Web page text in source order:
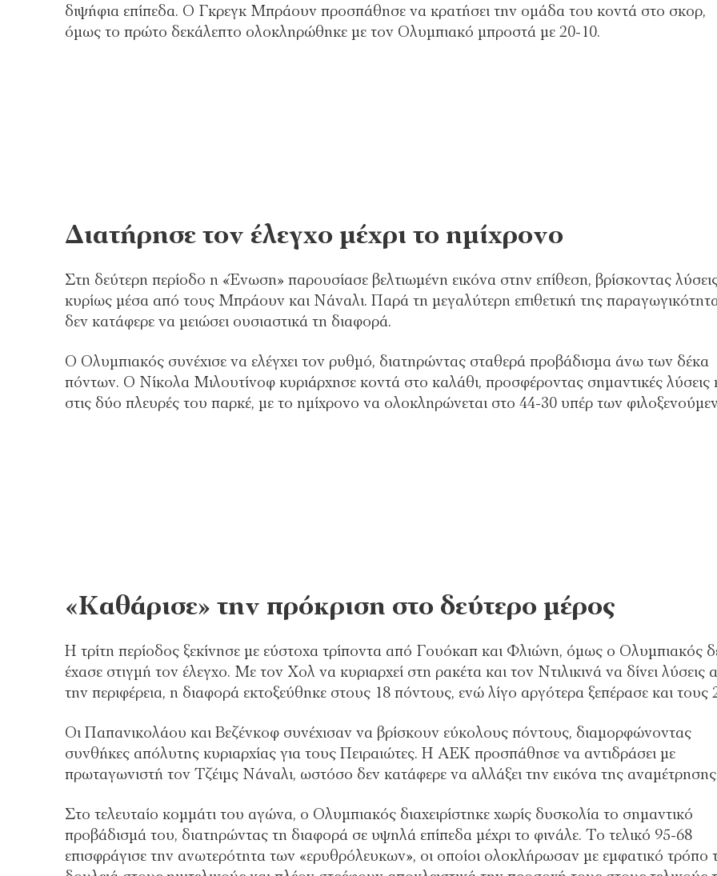
διψήφια επίπεδα. Ο Γκρεγκ Μπράουν προσπάθησε να κρατήσει την ομάδα του κοντά στο σκορ,
όμως το πρώτο δεκάλεπτο ολοκληρώθηκε με τον Ολυμπιακό μπροστά με 20-10.
Διατήρησε τον έλεγχο μέχρι το ημίχρονο
Στη δεύτερη περίοδο η «Ένωση» παρουσίασε βελτιωμένη εικόνα στην επίθεση, βρίσκοντας
κυρίως μέσα από τους Μπράουν και Νάναλι. Παρά τη μεγαλύτερη επιθετική της
δεν κατάφερε να μειώσει ουσιαστικά τη διαφορά.
Ο Ολυμπιακός συνέχισε να ελέγχει τον ρυθμό, διατηρώντας σταθερά προβάδισμα άνω των δέκα
πόντων. Ο Νίκολα Μιλουτίνοφ κυριάρχησε κοντά στο καλάθι, προσφέροντας σημαντικές λύσεις
στις δύο πλευρές του παρκέ, με το ημίχρονο να ολοκληρώνεται στο 44-30 υπέρ των
«Καθάρισε» την πρόκριση στο δεύτερο μέρος
Η τρίτη περίοδος ξεκίνησε με εύστοχα τρίποντα από Γουόκαπ και Φλιώνη, όμως ο Ολυμπιακός
έχασε στιγμή τον έλεγχο. Με τον Χολ να κυριαρχεί στη ρακέτα και τον Ντιλικινά να δίνει λύσεις
την περιφέρεια, η διαφορά εκτοξεύθηκε στους 18 πόντους, ενώ λίγο αργότερα ξεπέρασε και τους
Οι Παπανικολάου και Βεζένκοφ συνέχισαν να βρίσκουν εύκολους πόντους, διαμορφώνοντας
συνθήκες απόλυτης κυριαρχίας για τους Πειραιώτες. Η ΑΕΚ προσπάθησε να αντιδράσει με
πρωταγωνιστή τον Τζέιμς Νάναλι, ωστόσο δεν κατάφερε να αλλάξει την εικόνα της
Στο τελευταίο κομμάτι του αγώνα, ο Ολυμπιακός διαχειρίστηκε χωρίς δυσκολία το σημαντικό
προβάδισμά του, διατηρώντας τη διαφορά σε υψηλά επίπεδα μέχρι το φινάλε. Το τελικό 95-68
επισφράγισε την ανωτερότητα των «ερυθρόλευκων», οι οποίοι ολοκλήρωσαν με εμφατικό τρόπο